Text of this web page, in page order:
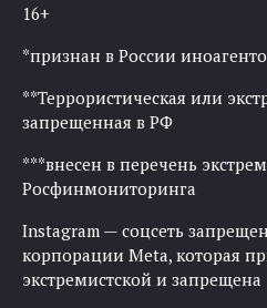
16+
*признан в России
**Террористическая или
запрещенная в РФ
***внесен в перечень
Росфинмониторинга
Instagram — соцсеть
корпорации Meta, которая
экстремистской и запрещена